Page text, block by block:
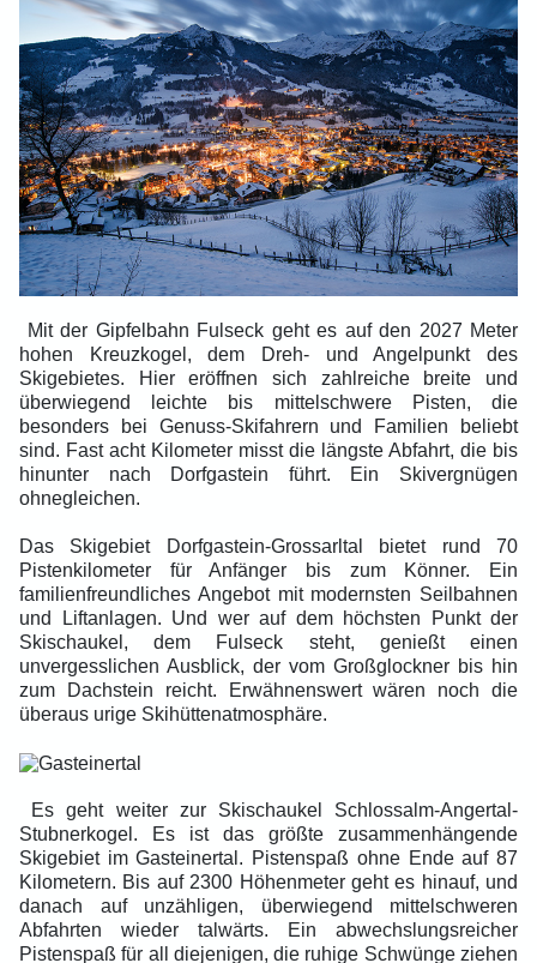
Mit der Gipfelbahn Fulseck geht es auf den 2027 Meter
hohen Kreuzkogel, dem Dreh- und Angelpunkt des
Skigebietes. Hier eröffnen sich zahlreiche breite und
überwiegend leichte bis mittelschwere Pisten, die
besonders bei Genuss-Skifahrern und Familien beliebt
sind. Fast acht Kilometer misst die längste Abfahrt, die bis
hinunter nach Dorfgastein führt. Ein Skivergnügen
ohnegleichen.
Das Skigebiet Dorfgastein-Grossarltal bietet rund 70
Pistenkilometer für Anfänger bis zum Könner. Ein
familienfreundliches Angebot mit modernsten Seilbahnen
und Liftanlagen. Und wer auf dem höchsten Punkt der
Skischaukel, dem Fulseck steht, genießt einen
unvergesslichen Ausblick, der vom Großglockner bis hin
zum Dachstein reicht. Erwähnenswert wären noch die
überaus urige Skihüttenatmosphäre.
Es geht weiter zur Skischaukel Schlossalm-Angertal-
Stubnerkogel. Es ist das größte zusammenhängende
Skigebiet im Gasteinertal. Pistenspaß ohne Ende auf 87
Kilometern. Bis auf 2300 Höhenmeter geht es hinauf, und
danach auf unzähligen, überwiegend mittelschweren
Abfahrten wieder talwärts. Ein abwechslungsreicher
Pistenspaß für all diejenigen, die ruhige Schwünge ziehen